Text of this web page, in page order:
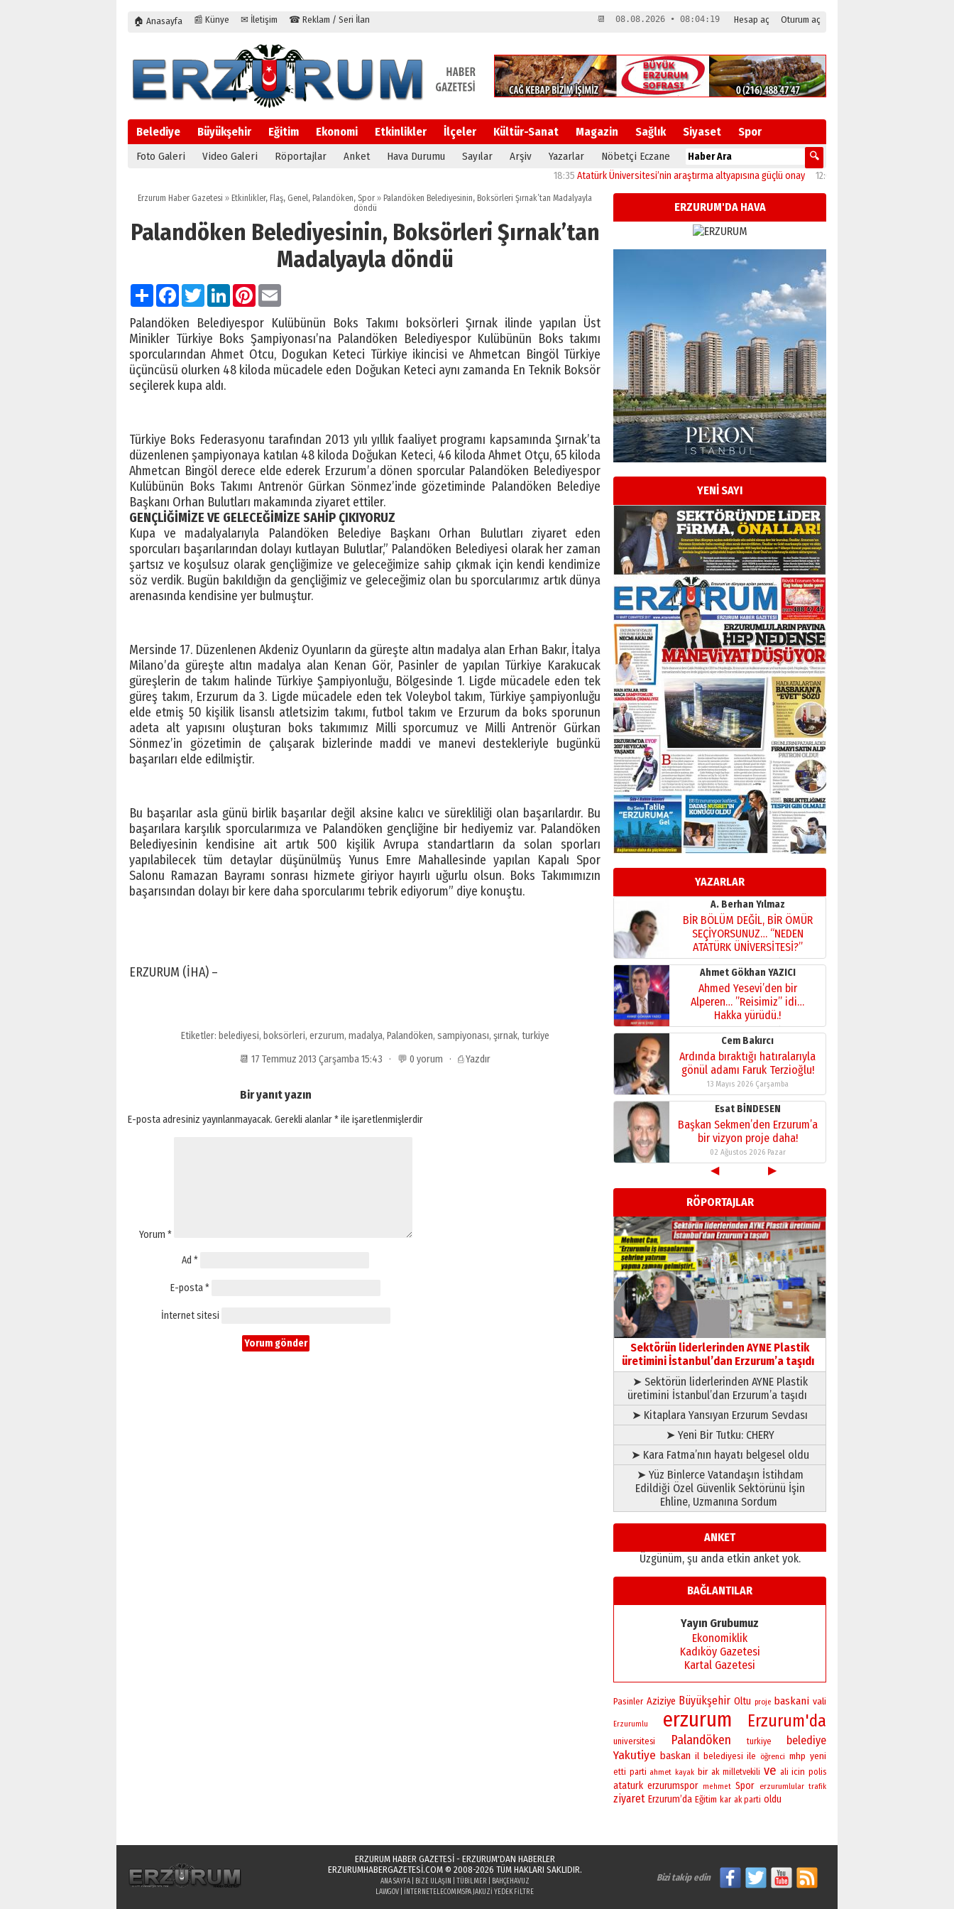
🏠 Anasayfa 📰 Künye ✉ İletişim ☎ Reklam / Seri İlan Hesap aç Oturum aç
📆 08.08.2026 • 08:04:20
Belediye Büyükşehir Eğitim Ekonomi Etkinlikler İlçeler Kültür-Sanat Magazin Sağlık Siyaset Spor
Foto Galeri Video Galeri Röportajlar Anket Hava Durumu Sayılar Arşiv Yazarlar Nöbetçi Eczane
Atatürk Üniversitesi’nin araştırma altyapısına güçlü onay 12:04 Oltu’da festival coşkusu konserle
Erzurum Haber Gazetesi » Etkinlikler, Flaş, Genel, Palandöken, Spor » Palandöken Belediyesinin, Boksörleri Şırnak’tan Madalyayla
döndü
Palandöken Belediyesinin, Boksörleri Şırnak’tan
Madalyayla döndü
PaylaşFacebook
TwitterLinkedInPinterest
Palandöken Belediyespor Kulübünün Boks Takımı boksörleri Şırnak ilinde yapılan Üst
Minikler Türkiye Boks Şampiyonası’na Palandöken Belediyespor Kulübünün Boks takımı
sporcularından Ahmet Otcu, Dogukan Keteci Türkiye ikincisi ve Ahmetcan Bingöl Türkiye
üçüncüsü olurken 48 kiloda mücadele eden Doğukan Keteci aynı zamanda En Teknik Boksör
seçilerek kupa aldı.
Türkiye Boks Federasyonu tarafından 2013 yılı yıllık faaliyet programı kapsamında Şırnak’ta
düzenlenen şampiyonaya katılan 48 kiloda Doğukan Keteci, 46 kiloda Ahmet Otçu, 65 kiloda
Ahmetcan Bingöl derece elde ederek Erzurum’a dönen sporcular Palandöken Belediyespor
Kulübünün Boks Takımı Antrenör Gürkan Sönmez’inde gözetiminde Palandöken Belediye
Başkanı Orhan Bulutları makamında ziyaret ettiler.
GENÇLİĞİMİZE VE GELECEĞİMİZE SAHİP ÇIKIYORUZ
Kupa ve madalyalarıyla Palandöken Belediye Başkanı Orhan Bulutları ziyaret eden
sporcuları başarılarından dolayı kutlayan Bulutlar,” Palandöken Belediyesi olarak her zaman
şartsız ve koşulsuz olarak gençliğimize ve geleceğimize sahip çıkmak için kendi kendimize
söz verdik. Bugün bakıldığın da gençliğimiz ve geleceğimiz olan bu sporcularımız artık dünya
arenasında kendisine yer bulmuştur.
Mersinde 17. Düzenlenen Akdeniz Oyunların da güreşte altın madalya alan Erhan Bakır, İtalya
Milano’da güreşte altın madalya alan Kenan Gör, Pasinler de yapılan Türkiye Karakucak
güreşlerin de takım halinde Türkiye Şampiyonluğu, Bölgesinde 1. Ligde mücadele eden tek
güreş takım, Erzurum da 3. Ligde mücadele eden tek Voleybol takım, Türkiye şampiyonluğu
elde etmiş 50 kişilik lisanslı atletsizim takımı, futbol takım ve Erzurum da boks sporunun
adeta alt yapısını oluşturan boks takımımız Milli sporcumuz ve Milli Antrenör Gürkan
Sönmez’in gözetimin de çalışarak bizlerinde maddi ve manevi destekleriyle bugünkü
başarıları elde edilmiştir.
Bu başarılar asla günü birlik başarılar değil aksine kalıcı ve sürekliliği olan başarılardır. Bu
başarılara karşılık sporcularımıza ve Palandöken gençliğine bir hediyemiz var. Palandöken
Belediyesinin kendisine ait artık 500 kişilik Avrupa standartların da solan sporları
yapılabilecek tüm detaylar düşünülmüş Yunus Emre Mahallesinde yapılan Kapalı Spor
Salonu Ramazan Bayramı sonrası hizmete giriyor hayırlı uğurlu olsun. Boks Takımımızın
başarısından dolayı bir kere daha sporcularımı tebrik ediyorum” diye konuştu.
ERZURUM (İHA) –
Etiketler: belediyesi, boksörleri, erzurum, madalya, Palandöken, sampiyonası, şırnak, turkiye
📆 17 Temmuz 2013 Çarşamba 15:43 · 💬 0 yorum · ⎙ Yazdır
Bir yanıt yazın
E-posta adresiniz yayınlanmayacak. Gerekli alanlar*ile işaretlenmişlerdir
Yorum *
Ad *
E-posta*
İnternet sitesi
ERZURUM'DA HAVA
YENİ SAYI
YAZARLAR
Esat BİNDESEN
Başkan Sekmen’den Erzurum’a
bir vizyon proje daha!
02 Ağustos 2026 Pazar
Kadir SABUNCUOĞLU
Erzurumspor’un köşe taşları
29 Haziran 2026 Pazartesi
Kenan GÜLERCİ
Murat Şahsuvaroğlu ERKON’da
çıtayı yukarı taşırken,
yönetimdekiler aşağı
çekmemeli!
17 Şubat 2026 SalıOrhan BOZKURT
Bir fotoğraf, bir şehir, bir
gazeteci… Dizginler kimin
elinde?
A. Berhan Yılmaz
BİR BÖLÜM DEĞİL, BİR ÖMÜR
SEÇİYORSUNUZ… “NEDEN
ATATÜRK ÜNİVERSİTESİ?”
28 Temmuz 2026 Salı
Ahmet Gökhan YAZICI
Ahmed Yesevi’den bir
Alperen… ”Reisimiz” idi…
Hakka yürüdü.!
26 Mart 2026 Perşembe
Cem Bakırcı
Ardında bıraktığı hatıralarıyla
gönül adamı Faruk Terzioğlu!
13 Mayıs 2026 Çarşamba
Esat BİNDESEN
Başkan Sekmen’den Erzurum’a
bir vizyon proje daha!
02 Ağustos 2026 Pazar
Kadir SABUNCUOĞLU
Erzurumspor’un köşe taşları
29 Haziran 2026 Pazartesi
Kenan GÜLERCİ
Murat Şahsuvaroğlu ERKON’da
çıtayı yukarı taşırken,
yönetimdekiler aşağı
çekmemeli!
17 Şubat 2026 SalıOrhan BOZKURT
Bir fotoğraf, bir şehir, bir
gazeteci… Dizginler kimin
elinde?
31 Mart 2026 Salı
A. Berhan Yılmaz
BİR BÖLÜM DEĞİL, BİR ÖMÜR
SEÇİYORSUNUZ… “NEDEN
ATATÜRK ÜNİVERSİTESİ?”
28 Temmuz 2026 Salı
Ahmet Gökhan YAZICI
Ahmed Yesevi’den bir
Alperen… ”Reisimiz” idi…
Hakka yürüdü.!
26 Mart 2026 Perşembe
Ardında bıraktığı hatıralarıyla
13 Mayıs 2026 Çarşamba
Esat BİNDESEN
Başkan Sekmen’den Erzurum’a
bir vizyon proje daha!
02 Ağustos 2026 Pazar
◀ ▶
RÖPORTAJLAR
Sektörün liderlerinden AYNE Plastik
üretimini İstanbul’dan Erzurum’a taşıdı
➤ Sektörün liderlerinden AYNE Plastik
üretimini İstanbul’dan Erzurum’a taşıdı
➤ Kitaplara Yansıyan Erzurum Sevdası
➤ Yeni Bir Tutku: CHERY
➤ Kara Fatma’nın hayatı belgesel oldu
➤ Yüz Binlerce Vatandaşın İstihdam
Edildiği Özel Güvenlik Sektörünü İşin
Ehline, Uzmanına Sordum
ANKET
Üzgünüm, şu anda etkin anket yok.
BAĞLANTILAR
Yayın Grubumuz
Ekonomiklik
Kadıköy Gazetesi
Kartal Gazetesi
Pasinler Aziziye Büyükşehir Oltu proje baskani vali
Erzurumlu erzurum Erzurum'da
universitesi Palandöken turkiye belediye
Yakutiye baskan il belediyesi ile öğrenci mhp yeni
etti parti ahmet kayak bir ak milletvekili ve ali icin polis
ataturk erzurumspor mehmet Spor erzurumlular trafik
ziyaret Erzurum’da Eğitim kar ak parti oldu
ERZURUM HABER GAZETESİ - ERZURUM'DAN HABERLER
ERZURUMHABERGAZETESI.COM© 2008-2026 TÜM HAKLARI SAKLIDIR.
ANA SAYFA| BIZE ULAŞIN TÜBILMER
BAHÇEHAVUZ
LAWGOV INTERNETELECOMMSPA JAKUZI YEDEK FILTRE
Bizi takip edin